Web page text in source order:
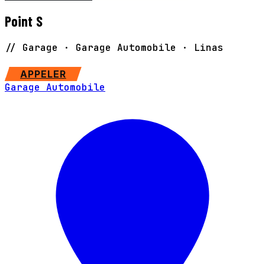
Point S
// Garage · Garage Automobile · Linas
APPELER
Garage Automobile